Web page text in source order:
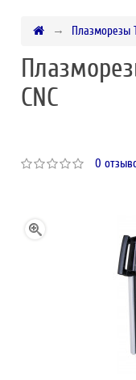
Плазморезы
CNC
0